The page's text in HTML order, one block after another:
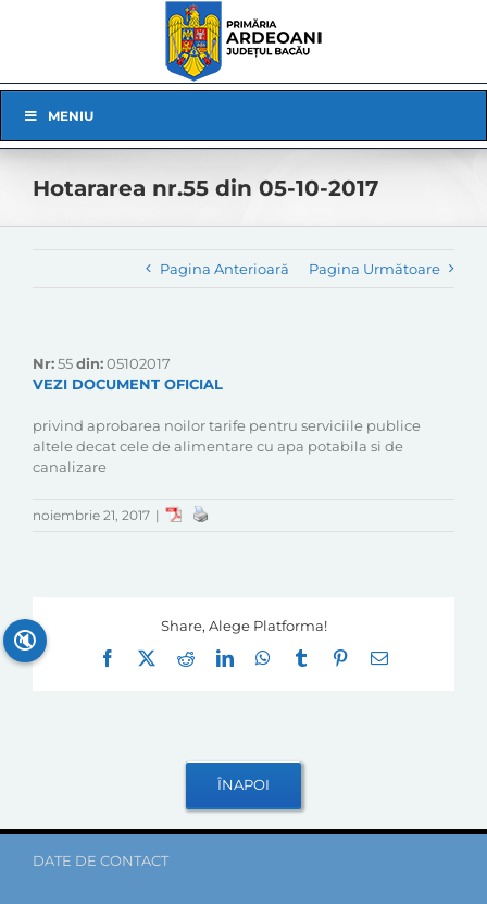
Navigation
MENIU
Hotararea nr.55 din 05-10-2017
Pagina Anterioară Pagina Următoare
Nr:55din:05102017
VEZI DOCUMENT OFICIAL
privind aprobarea noilor tarife pentru serviciile publice
altele decat cele de alimentare cu apa potabila si de
canalizare
noiembrie 21, 2017 |
Share, Alege Platforma!
Facebook
RedditLinkedInWhatsApp
Tumblr Pinterest
E-
DATE DE CONTACT
🔇